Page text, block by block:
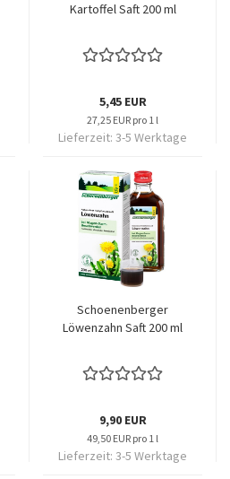
Kartoffel Saft 200 ml
5,45 EUR
27,25 EUR pro 1 l
Lieferzeit: 3-5 Werktage
Schoenenberger
Löwenzahn Saft 200 ml
9,90 EUR
49,50 EUR pro 1 l
Lieferzeit: 3-5 Werktage